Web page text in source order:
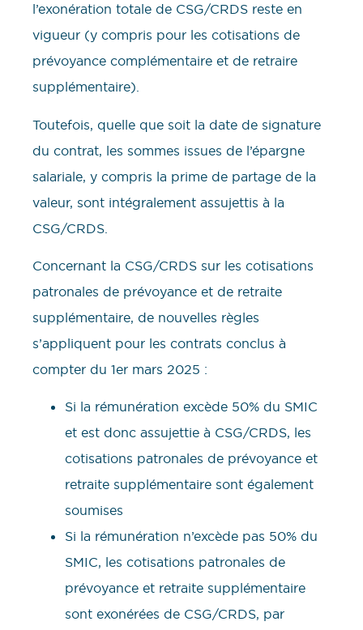
l’exonération totale de CSG/CRDS reste en
vigueur (y compris pour les cotisations de
prévoyance complémentaire et de retraire
supplémentaire).
Toutefois, quelle que soit la date de signature
du contrat, les sommes issues de l’épargne
salariale, y compris la prime de partage de la
valeur, sont intégralement assujettis à la
CSG/CRDS.
Concernant la CSG/CRDS sur les cotisations
patronales de prévoyance et de retraite
supplémentaire, de nouvelles règles
s’appliquent pour les contrats conclus à
compter du 1er mars 2025 :
Si la rémunération excède 50% du SMIC
et est donc assujettie à CSG/CRDS, les
cotisations patronales de prévoyance et
retraite supplémentaire sont également
soumises
Si la rémunération n’excède pas 50% du
SMIC, les cotisations patronales de
prévoyance et retraite supplémentaire
sont exonérées de CSG/CRDS, par